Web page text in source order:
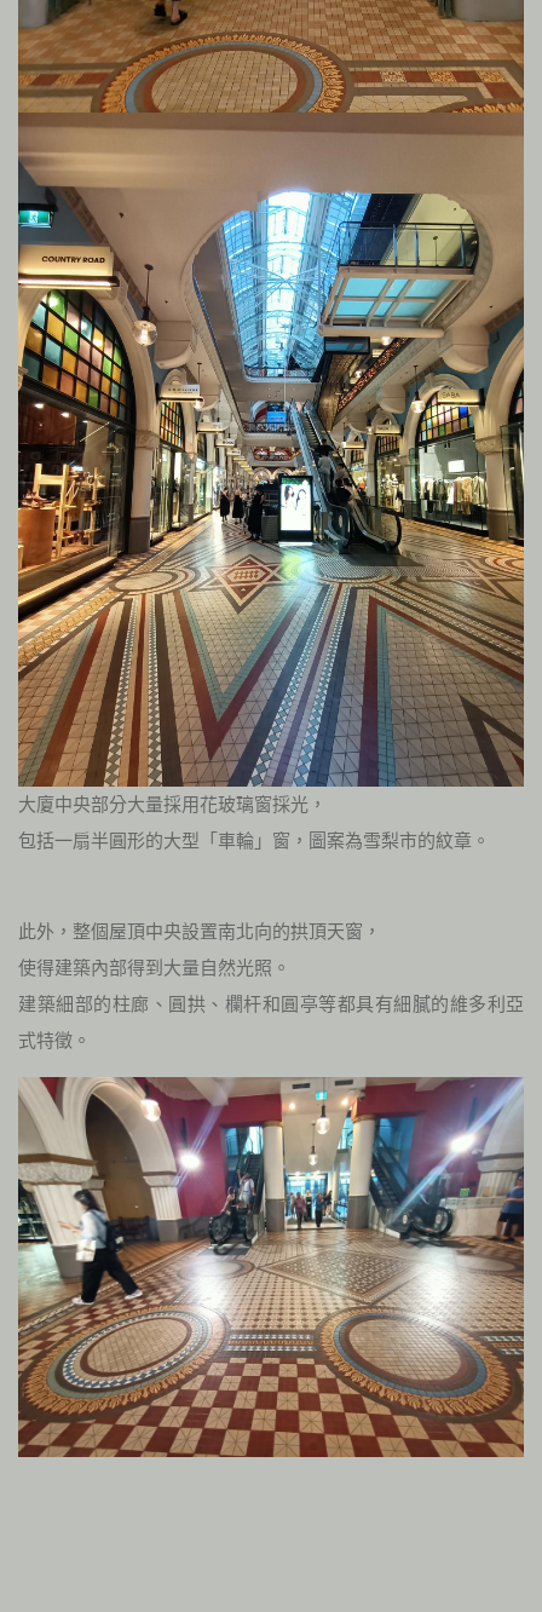
大廈中央部分大量採用花玻璃窗採光，
包括一扇半圓形的大型「車輪」窗，圖案為雪梨市的紋章。
此外，整個屋頂中央設置南北向的拱頂天窗，
使得建築內部得到大量自然光照。
建築細部的柱廊、圓拱、欄杆和圓亭等都具有細膩的維多利亞
式特徵。